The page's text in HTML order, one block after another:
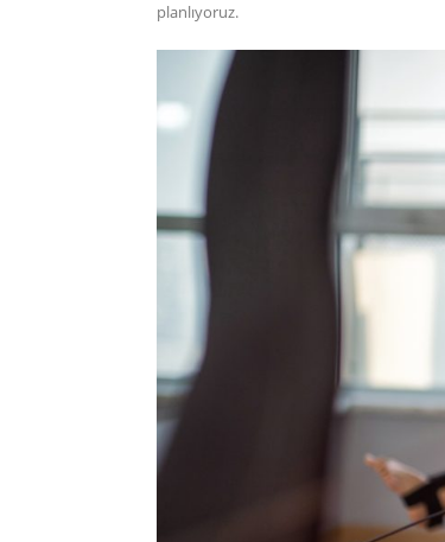
planlıyoruz.